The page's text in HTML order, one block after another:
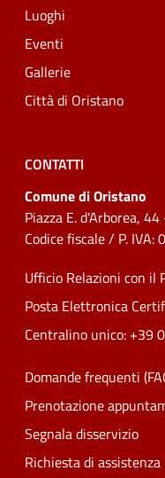
Luoghi
Eventi
Gallerie
Città di Oristano
CONTATTI
Comune di Oristano
Piazza E. d'Arborea,
Codice fiscale / P.
Ufficio Relazioni con il
Posta Elettronica
Centralino unico: +39
Domande frequenti
Prenotazione
Segnala disservizio
Richiesta di assistenza